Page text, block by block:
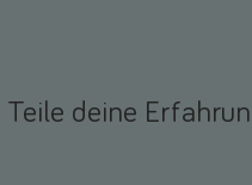
Teile deine